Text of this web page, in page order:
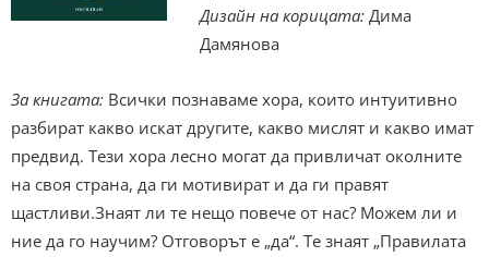
Дизайн на корицата: Дима
Дамянова
За книгата: Всички познаваме хора, които интуитивно
разбират какво искат другите, какво мислят и какво имат
предвид. Тези хора лесно могат да привличат околните
на своя страна, да ги мотивират и да ги правят
щастливи.Знаят ли те нещо повече от нас? Можем ли и
ние да го научим? Отговорът е „да“. Те знаят „Правилата